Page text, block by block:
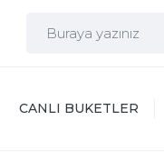
CANLI BUKETLER